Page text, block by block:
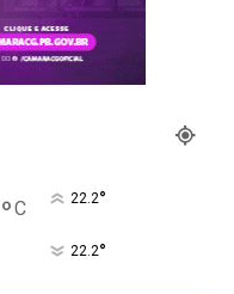
°C 22.2°
22.2°